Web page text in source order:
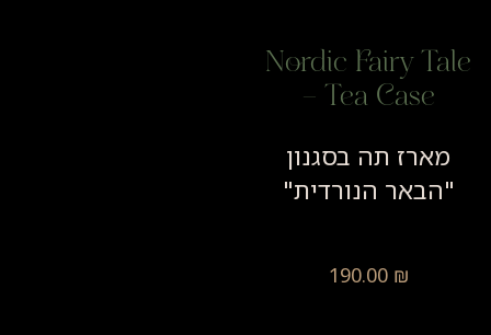
Nordic Fairy
– Tea Case
מארז תה בסגנון
"הבאר הנורדית"
190.00